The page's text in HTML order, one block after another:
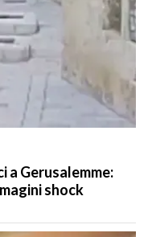
a Gerusalemme:
shock